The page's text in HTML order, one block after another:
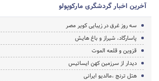
آخرین اخبار گردشگری مارکوپولو
سه روز غرق در زیبایی کویر مصر
پاسارگاد، شیراز و باغ هایش
قزوین و قلعه الموت
دیدار از سرزمین کهن ایساتیس
هتل ترنج ،مالدیو ایرانی